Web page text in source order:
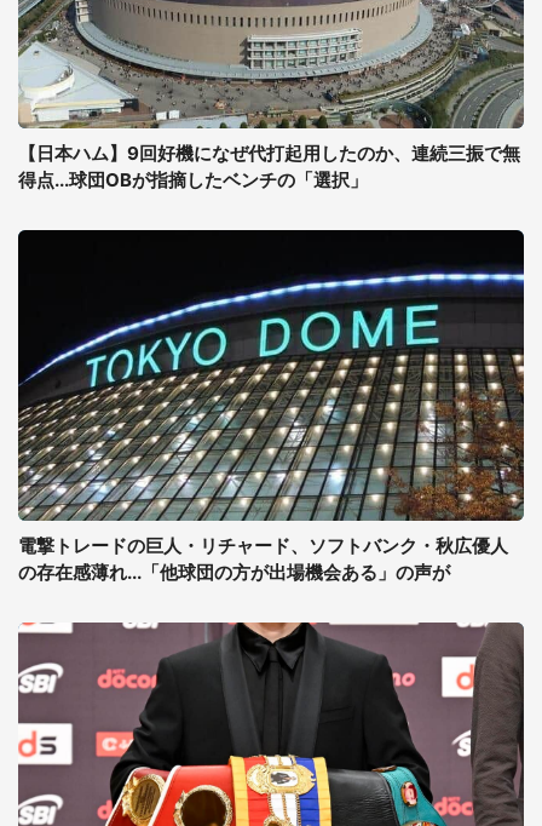
【日本ハム】9回好機になぜ代打起用したのか、連続三振で無
得点...球団OBが指摘したベンチの「選択」
電撃トレードの巨人・リチャード、ソフトバンク・秋広優人
の存在感薄れ...「他球団の方が出場機会ある」の声が